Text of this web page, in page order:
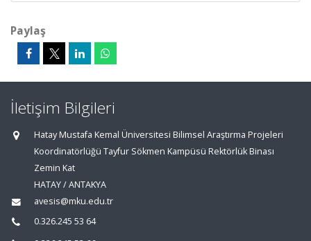
Paylaş
İletişim Bilgileri
Hatay Mustafa Kemal Üniversitesi Bilimsel Araştırma Projeleri
Koordinatörlüğü Tayfur Sökmen Kampüsü Rektörlük Binası
Zemin Kat
HATAY / ANTAKYA
avesis@mku.edu.tr
0.326.245 53 64